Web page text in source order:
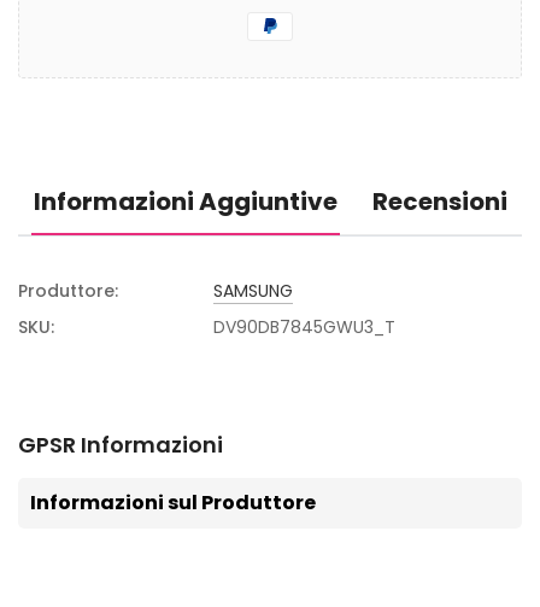
Informazioni Aggiuntive Recensioni
Produttore:
SAMSUNG
SKU:
DV90DB7845GWU3_T
GPSR Informazioni
Informazioni sul Produttore